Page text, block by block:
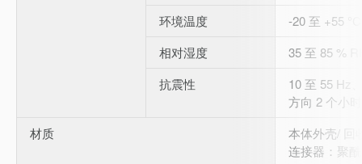
环境温度
-20 至 +55
相对湿度
35 至 85 %
抗震性
10 至 55 Hz
方向 2 个小时
材质
本体外壳/ 回
连接器：聚